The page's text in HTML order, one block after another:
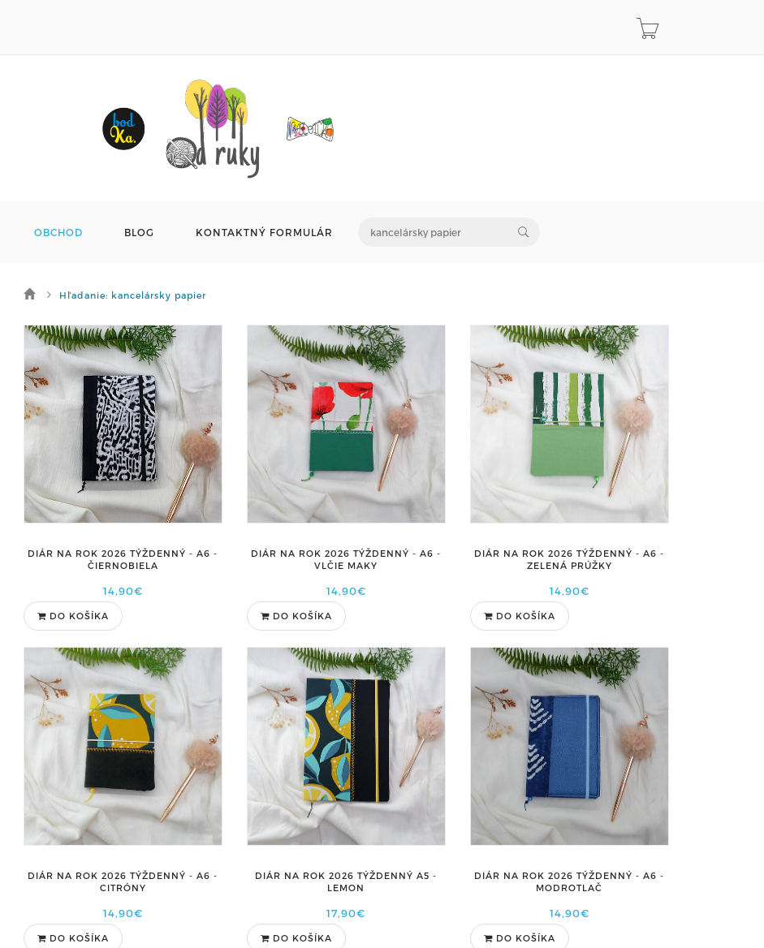
OBCHOD BLOG KONTAKTNÝ FORMULÁR
Hľadanie: kancelársky papier
DIÁR NA ROK 2026 TÝŽDENNÝ - A6 -
ČIERNOBIELA
14,90€
DO KOŠÍKA
DIÁR NA ROK 2026 TÝŽDENNÝ - A6 -
VLČIE MAKY
14,90€
DO KOŠÍKA
DIÁR NA ROK 2026 TÝŽDENNÝ - A6 -
ZELENÁ PRÚŽKY
14,90€
DO KOŠÍKA
DIÁR NA ROK 2026 TÝŽDENNÝ - A6 -
CITRÓNY
14,90€
DO KOŠÍKA
DIÁR NA ROK 2026 TÝŽDENNÝ A5 -
LEMON
17,90€
DO KOŠÍKA
DIÁR NA ROK 2026 TÝŽDENNÝ - A6 -
MODROTLAČ
14,90€
DO KOŠÍKA